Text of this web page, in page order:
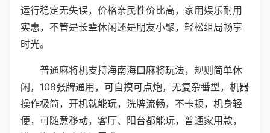
运行稳定无失误，价格亲民性价比高，家用娱乐耐用
实惠，不管是长辈休闲还是朋友小聚，轻松组局畅享
时光。
普通麻将机支持海南海口麻将玩法，规则简单休
闲，108张牌通用，可自摸可点炮，无复杂番型，机器
操作极简，开机就能玩，洗牌流畅，不卡顿，机身轻
便，可随意移动，客厅、阳台都能玩，普通家用款，